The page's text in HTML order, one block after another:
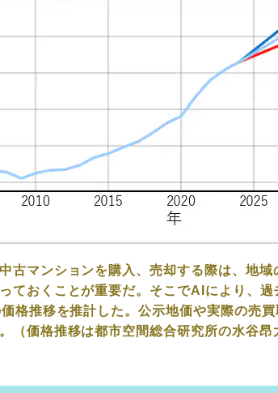
古マンションを購入、売却する際は、地域
ておくことが重要だ。そこでAIにより、
格推移を推計した。公示地価や実際の売
（価格推移は都市空間総合研究所の水谷